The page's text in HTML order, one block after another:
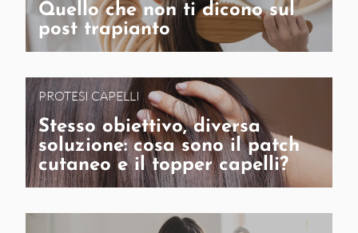
Quello che non ti dicono sul
post trapianto
PROTESI CAPELLI
Stesso obiettivo, diversa
soluzione: cosa sono il patch
cutaneo e il topper capelli?